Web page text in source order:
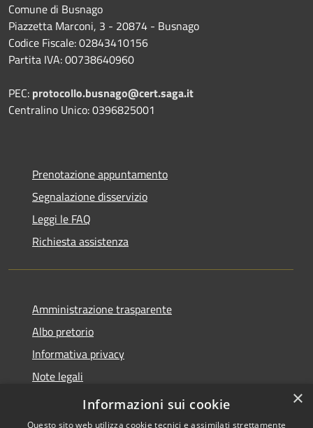
Comune di Busnago
Piazzetta Marconi, 3 - 20874 - Busnago
Codice Fiscale: 02843410156
Partita IVA: 00738640960
PEC: protocollo.busnago@cert.saga.it
Centralino Unico: 0396825001
Prenotazione appuntamento
Segnalazione disservizio
Leggi le FAQ
Richiesta assistenza
Amministrazione trasparente
Albo pretorio
Informativa privacy
Note legali
Dichiarazione di accessibilità
×
Informazioni sui cookie
Questo sito web utilizza cookie tecnici e assimilati strettamente